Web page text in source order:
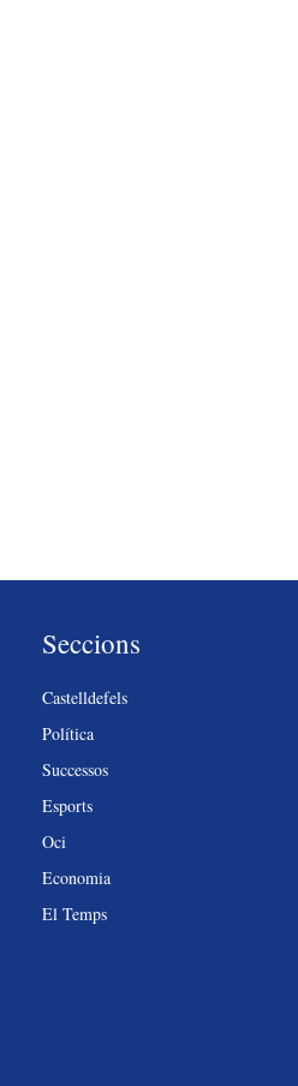
Seccions
Castelldefels
Política
Successos
Esports
Oci
Economia
El Temps